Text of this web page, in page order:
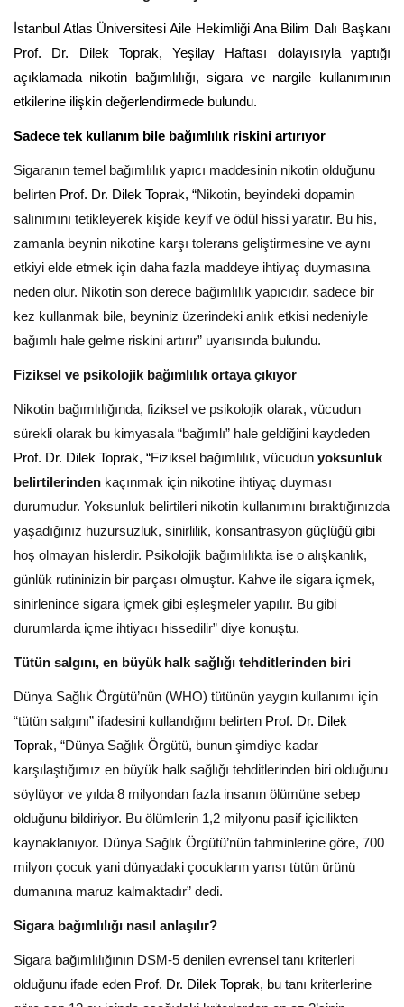
İstanbul Atlas Üniversitesi Aile Hekimliği Ana Bilim Dalı Başkanı
Prof. Dr. Dilek Toprak, Yeşilay Haftası dolayısıyla yaptığı
açıklamada nikotin bağımlılığı, sigara ve nargile kullanımının
etkilerine ilişkin değerlendirmede bulundu.
Sadece tek kullanım bile bağımlılık riskini artırıyor
Sigaranın temel bağımlılık yapıcı maddesinin nikotin olduğunu
belirten Prof. Dr. Dilek Toprak, “Nikotin, beyindeki dopamin
salınımını tetikleyerek kişide keyif ve ödül hissi yaratır. Bu his,
zamanla beynin nikotine karşı tolerans geliştirmesine ve aynı
etkiyi elde etmek için daha fazla maddeye ihtiyaç duymasına
neden olur. Nikotin son derece bağımlılık yapıcıdır, sadece bir
kez kullanmak bile, beyniniz üzerindeki anlık etkisi nedeniyle
bağımlı hale gelme riskini artırır” uyarısında bulundu.
Fiziksel ve psikolojik bağımlılık ortaya çıkıyor
Nikotin bağımlılığında, fiziksel ve psikolojik olarak, vücudun
sürekli olarak bu kimyasala “bağımlı” hale geldiğini kaydeden
Prof. Dr. Dilek Toprak, “Fiziksel bağımlılık, vücudunyoksunluk
belirtilerinden kaçınmak için nikotine ihtiyaç duyması
durumudur. Yoksunluk belirtileri nikotin kullanımını bıraktığınızda
yaşadığınız huzursuzluk, sinirlilik, konsantrasyon güçlüğü gibi
hoş olmayan hislerdir. Psikolojik bağımlılıkta ise o alışkanlık,
günlük rutininizin bir parçası olmuştur. Kahve ile sigara içmek,
sinirlenince sigara içmek gibi eşleşmeler yapılır. Bu gibi
durumlarda içme ihtiyacı hissedilir” diye konuştu.
Tütün salgını, en büyük halk sağlığı tehditlerinden biri
Dünya Sağlık Örgütü’nün (WHO) tütünün yaygın kullanımı için
“tütün salgını” ifadesini kullandığını belirten Prof. Dr. Dilek
Toprak, “Dünya Sağlık Örgütü, bunun şimdiye kadar
karşılaştığımız en büyük halk sağlığı tehditlerinden biri olduğunu
söylüyor ve yılda 8 milyondan fazla insanın ölümüne sebep
olduğunu bildiriyor. Bu ölümlerin 1,2 milyonu pasif içicilikten
kaynaklanıyor. Dünya Sağlık Örgütü’nün tahminlerine göre, 700
milyon çocuk yani dünyadaki çocukların yarısı tütün ürünü
dumanına maruz kalmaktadır” dedi.
Sigara bağımlılığı nasıl anlaşılır?
Sigara bağımlılığının DSM-5 denilen evrensel tanı kriterleri
olduğunu ifade eden Prof. Dr. Dilek Toprak, bu tanı kriterlerine